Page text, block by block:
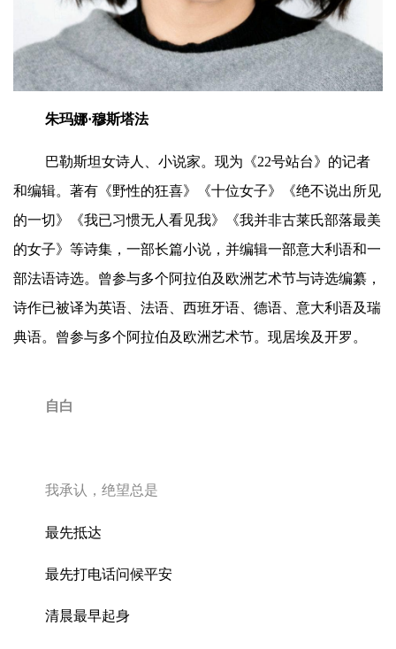
朱玛娜·穆斯塔法
巴勒斯坦女诗人、小说家。现为《22号站台》的记者
和编辑。著有《野性的狂喜》《十位女子》《绝不说出所见
的一切》《我已习惯无人看见我》《我并非古莱氏部落最美
的女子》等诗集，一部长篇小说，并编辑一部意大利语和一
部法语诗选。曾参与多个阿拉伯及欧洲艺术节与诗选编纂，
诗作已被译为英语、法语、西班牙语、德语、意大利语及瑞
典语。曾参与多个阿拉伯及欧洲艺术节。现居埃及开罗。
自白
我承认，绝望总是
最先抵达
最先打电话问候平安
清晨最早起身